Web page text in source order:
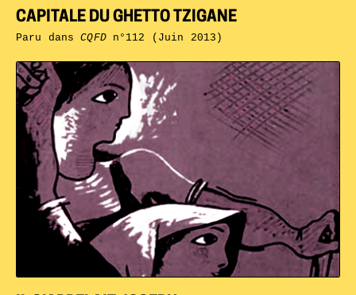
CAPITALE DU GHETTO TZIGANE
Paru dansCQFDn°112 (Juin 2013)